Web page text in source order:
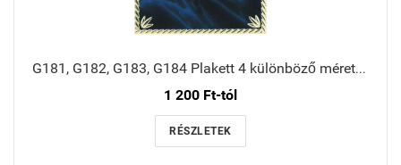
G181, G182, G183, G184 Plakett 4 különböző méretben
1 200 Ft-tól
RÉSZLETEK